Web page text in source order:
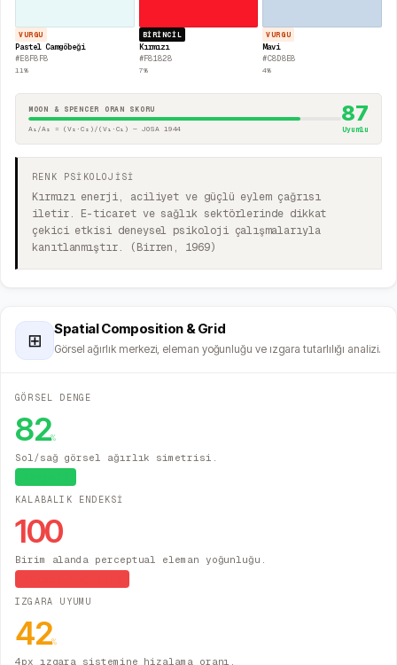
VURGU
Pastel Camgöbeği
#E8F8F8
11%
BIRINCIL
Kırmızı
#F81828
7%
VURGU
Mavi
#C8D8E8
4%
MOON & SPENCER ORAN SKORU
A₁/A₂ = (V₂·C₂)/(V₁·C₁) — JOSA 1944
87
Uyumlu
RENK PSİKOLOJİSİ
Kırmızı enerji, aciliyet ve güçlü eylem çağrısı
iletir. E-ticaret ve sağlık sektörlerinde dikkat
çekici etkisi deneysel psikoloji çalışmalarıyla
kanıtlanmıştır. (Birren, 1969)
⊞
Spatial Composition & Grid
Görsel ağırlık merkezi, eleman yoğunluğu ve ızgara tutarlılığı analizi.
GÖRSEL DENGE
82%
Sol/sağ görsel ağırlık simetrisi.
KALABALIK ENDEKSİ
100
Birim alanda perceptual eleman yoğunluğu.
IZGARA UYUMU
42%
4px ızgara sistemine hizalama oranı.